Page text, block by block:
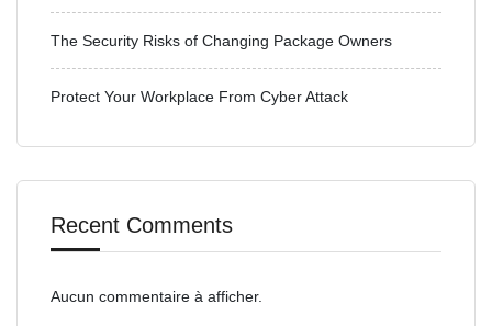
The Security Risks of Changing Package Owners
Protect Your Workplace From Cyber Attack
Recent Comments
Aucun commentaire à afficher.